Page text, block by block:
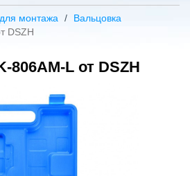
монтажа
Вальцовка
DSZH
806AM-L от DSZH